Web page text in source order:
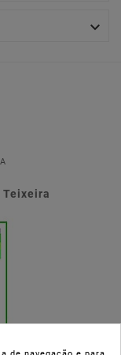

Teixeira